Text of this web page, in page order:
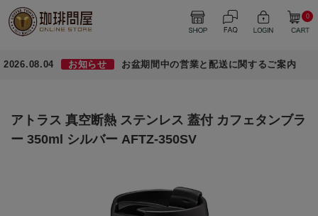
0
2026.08.04 お知らせ お盆期間中の営業と配送に関するご案内
アトラス 真空断熱 ステンレス 蓋付 カフェタンブラ
ー 350ml シルバー AFTZ-350SV